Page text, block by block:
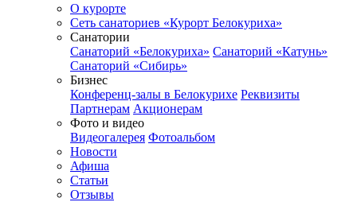
О курорте
Сеть санаториев «Курорт Белокуриха»
Санатории
Санаторий «Белокуриха» Санаторий «Катунь»
Санаторий «Сибирь»
Бизнес
Конференц-залы в Белокурихе Реквизиты
Партнерам Акционерам
Фото и видео
Видеогалерея Фотоальбом
Новости
Афиша
Статьи
Отзывы